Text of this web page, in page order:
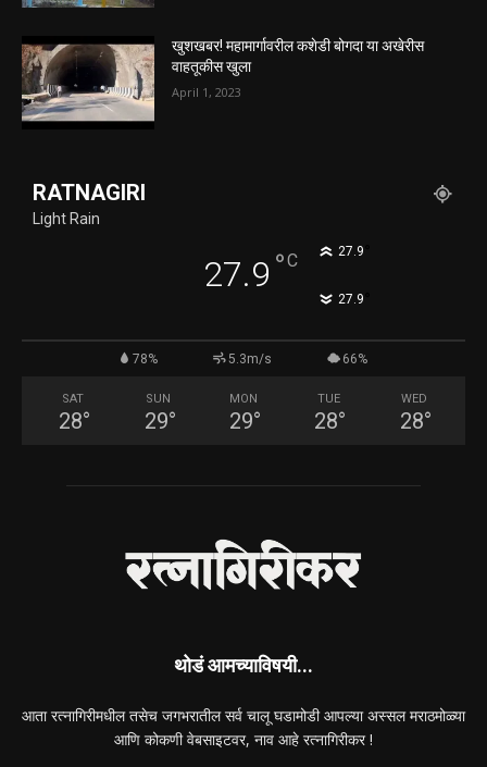
खुशखबर! महामार्गावरील कशेडी बोगदा या अखेरीस
वाहतूकीस खुला
April 1, 2023
RATNAGIRI
Light Rain
27.9 °C 27.9
27.9
78% 5.3m/s 66%
SAT
28°
SUN
29°
MON
29°
TUE
28°
WED
28°
थोडं आमच्याविषयी...
आता रत्नागिरीमधील तसेच जगभरातील सर्व चालू घडामोडी आपल्या अस्सल मराठमोळ्या
आणि कोकणी वेबसाइटवर, नाव आहे रत्नागिरीकर !